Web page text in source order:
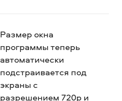
Размер окна
программы теперь
автоматически
подстраивается под
экраны с
разрешением 720p и